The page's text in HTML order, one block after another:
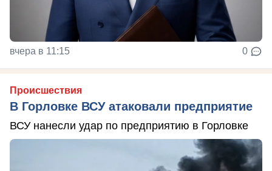
вчера в 11:15 0
Происшествия
В Горловке ВСУ атаковали предприятие
ВСУ нанесли удар по предприятию в Горловке